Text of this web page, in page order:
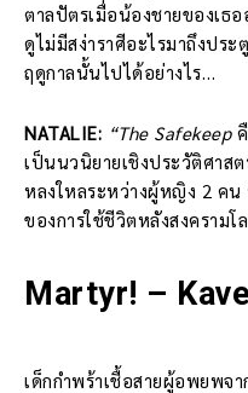
ตาลปัตรเมื่อน้องชายของเธ
ดูไม่มีสง่าราศีอะไรมาถึงปร
ฤดูกาลนั้นไปได้อย่างไร…
NATALIE: “The Safekeep
เป็นนวนิยายเชิงประวัติศาส
หลงใหลระหว่างผู้หญิง 2 ค
ของการใช้ชีวิตหลังสงครามโ
Martyr! –
เด็กกำพร้าเชื้อสายผู้อพยพจ